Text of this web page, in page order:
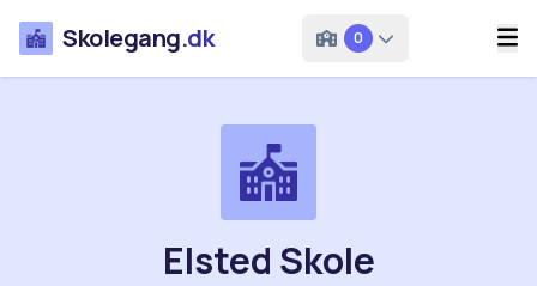
Skolegang.dk 0
Elsted Skole